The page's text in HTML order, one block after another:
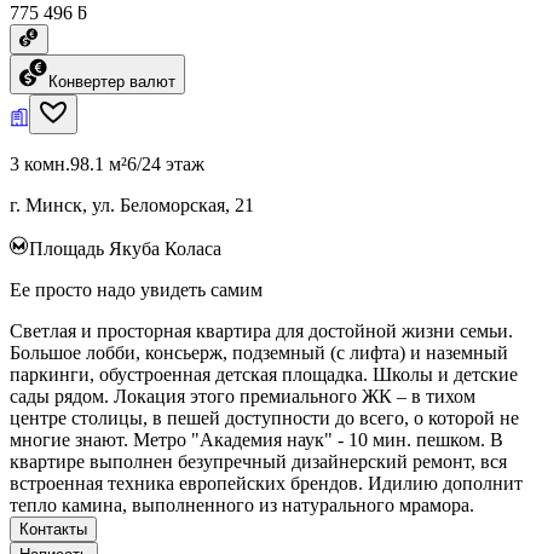
775 496 ƃ
Конвертер валют
3 комн.98.1 м²6/24 этаж
г. Минск, ул. Беломорская, 21
Площадь Якуба Коласа
Ее просто надо увидеть самим
Светлая и просторная квартира для достойной жизни семьи.
Большое лобби, консьерж, подземный (с лифта) и наземный
паркинги, обустроенная детская площадка. Школы и детские
сады рядом. Локация этого премиального ЖК – в тихом
центре столицы, в пешей доступности до всего, о которой не
многие знают. Метро "Академия наук" - 10 мин. пешком. В
квартире выполнен безупречный дизайнерский ремонт, вся
встроенная техника европейских брендов. Идилию дополнит
тепло камина, выполненного из натурального мрамора.
Контакты